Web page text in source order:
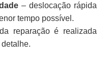
– deslocação rápida
tempo possível.
reparação é realizada